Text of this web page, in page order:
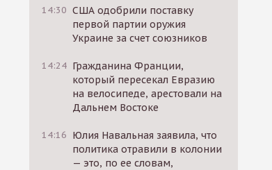
14:30 США одобрили поставку
первой партии оружия
Украине за счет союзников
14:24 Гражданина Франции,
который пересекал Евразию
на велосипеде, арестовали на
Дальнем Востоке
14:16 Юлия Навальная заявила, что
политика отравили в колонии
— это, по ее словам,